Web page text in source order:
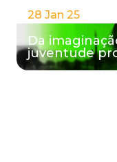
28 Jan 25
Da
juventude